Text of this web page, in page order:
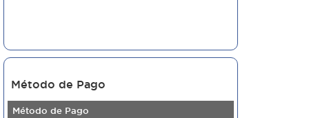
Método de Pago
Método de Pago